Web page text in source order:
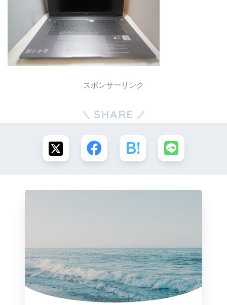
スポンサーリンク
SHARE